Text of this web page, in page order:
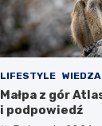
LIFESTYLE WIEDZA
Małpa z gór
i podpowiedź